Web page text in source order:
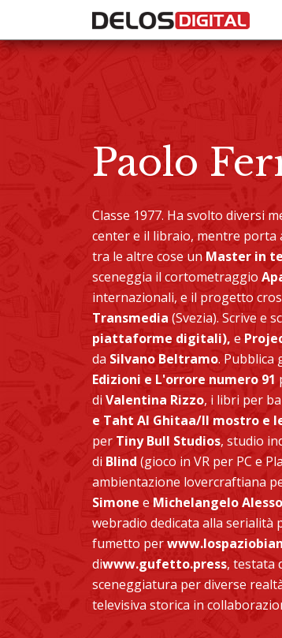
Paolo
Classe 1977. Ha svolto diversi
center e il libraio, mentre porta
tra le altre cose un Master in
sceneggia il cortometraggio
internazionali, e il progetto
Transmedia (Svezia). Scrive e
piattaforme digitali), e
da Silvano Beltramo. Pubblica
Edizioni e L'orrore numero 91
di Valentina Rizzo, i libri per
e Taht Al Ghitaa/Il mostro e
per Tiny Bull Studios, studio
di Blind (gioco in VR per PC e
ambientazione lovercraftiana
Simone eMichelangelo Alesso
webradio dedicata alla serialità
fumetto per
diwww.gufetto.press, testata
sceneggiatura per diverse
televisiva storica in